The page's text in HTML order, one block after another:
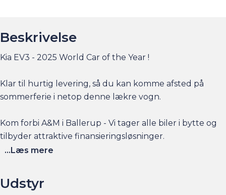
Beskrivelse
Kia EV3 - 2025 World Car of the Year !
Klar til hurtig levering, så du kan komme afsted på
sommerferie i netop denne lækre vogn.
Kom forbi A&M i Ballerup - Vi tager alle biler i bytte og
tilbyder attraktive finansieringsløsninger.
...Læs mere
Udstyr